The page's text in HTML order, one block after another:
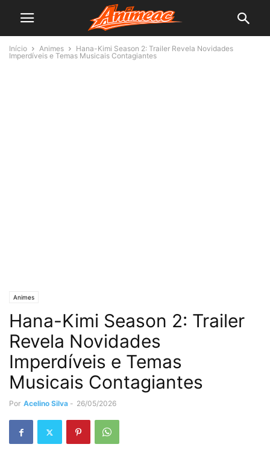
Início Animes
Hana-Kimi Season 2: Trailer Revela Novidades
Imperdíveis e Temas Musicais Contagiantes
Animes
Hana-Kimi Season 2: Trailer
Revela Novidades
Imperdíveis e Temas
Musicais Contagiantes
Por Acelino Silva - 26/05/2026